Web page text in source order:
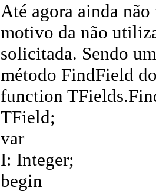
Até agora ainda não
motivo da não
solicitada. Sendo
método FindField
function
TField;
var
I: Integer;
begin